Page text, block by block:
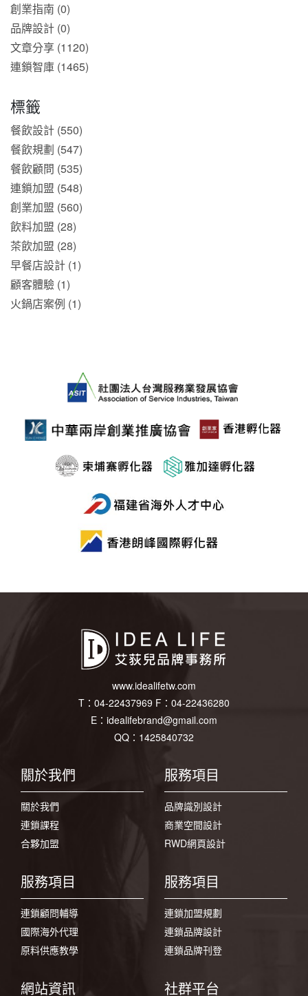
創業指南 (0)
品牌設計 (0)
文章分享 (1120)
連鎖智庫 (1465)
標籤
餐飲設計 (550)
餐飲規劃 (547)
餐飲顧問 (535)
連鎖加盟 (548)
創業加盟 (560)
飲料加盟 (28)
茶飲加盟 (28)
早餐店設計 (1)
顧客體驗 (1)
火鍋店案例 (1)
www.idealifetw.com
T： 04-22437969 F： 04-22436280
E： idealifebrand@gmail.com
QQ：1425840732
關於我們
關於我們
連鎖課程
合夥加盟
服務項目
品牌識別設計
商業空間設計
RWD網頁設計
服務項目
連鎖顧問輔導
國際海外代理
原料供應教學
服務項目
連鎖加盟規劃
連鎖品牌設計
連鎖品牌刊登
網站資訊 社群平台